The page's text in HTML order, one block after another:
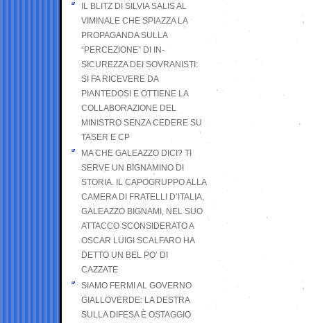
IL BLITZ DI SILVIA SALIS AL
VIMINALE CHE SPIAZZA LA
PROPAGANDA SULLA
“PERCEZIONE” DI IN-
SICUREZZA DEI SOVRANISTI:
SI FA RICEVERE DA
PIANTEDOSI E OTTIENE LA
COLLABORAZIONE DEL
MINISTRO SENZA CEDERE SU
TASER E CP
MA CHE GALEAZZO DICI? TI
SERVE UN BIGNAMINO DI
STORIA. IL CAPOGRUPPO ALLA
CAMERA DI FRATELLI D’ITALIA,
GALEAZZO BIGNAMI, NEL SUO
ATTACCO SCONSIDERATO A
OSCAR LUIGI SCALFARO HA
DETTO UN BEL PO’ DI
CAZZATE
SIAMO FERMI AL GOVERNO
GIALLOVERDE: LA DESTRA
SULLA DIFESA È OSTAGGIO